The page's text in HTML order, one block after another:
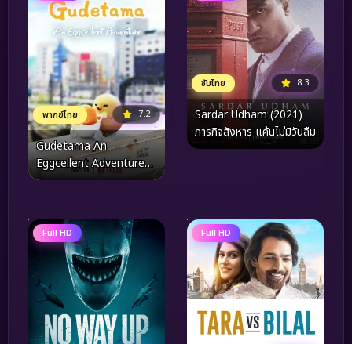
พากย์ไทย 7.2
Gudetama An
Eggcellent Adventure
(2022) กุเดทามะ ไข่ขี้เกียจ
ซับไทย 8.3
Sardar Udham (2021)
ภารกิจสังหาร แค้นไม่มีวันลืม
Full HD Full HD